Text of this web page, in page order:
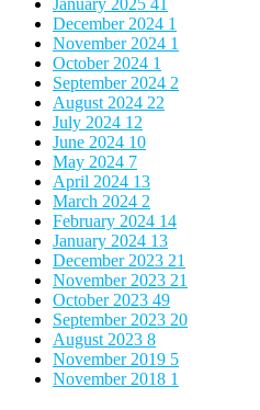
January 2025 41
December 2024 1
November 2024 1
October 2024 1
September 2024 2
August 2024 22
July 2024 12
June 2024 10
May 2024 7
April 2024 13
March 2024 2
February 2024 14
January 2024 13
December 2023 21
November 2023 21
October 2023 49
September 2023 20
August 2023 8
November 2019 5
November 2018 1